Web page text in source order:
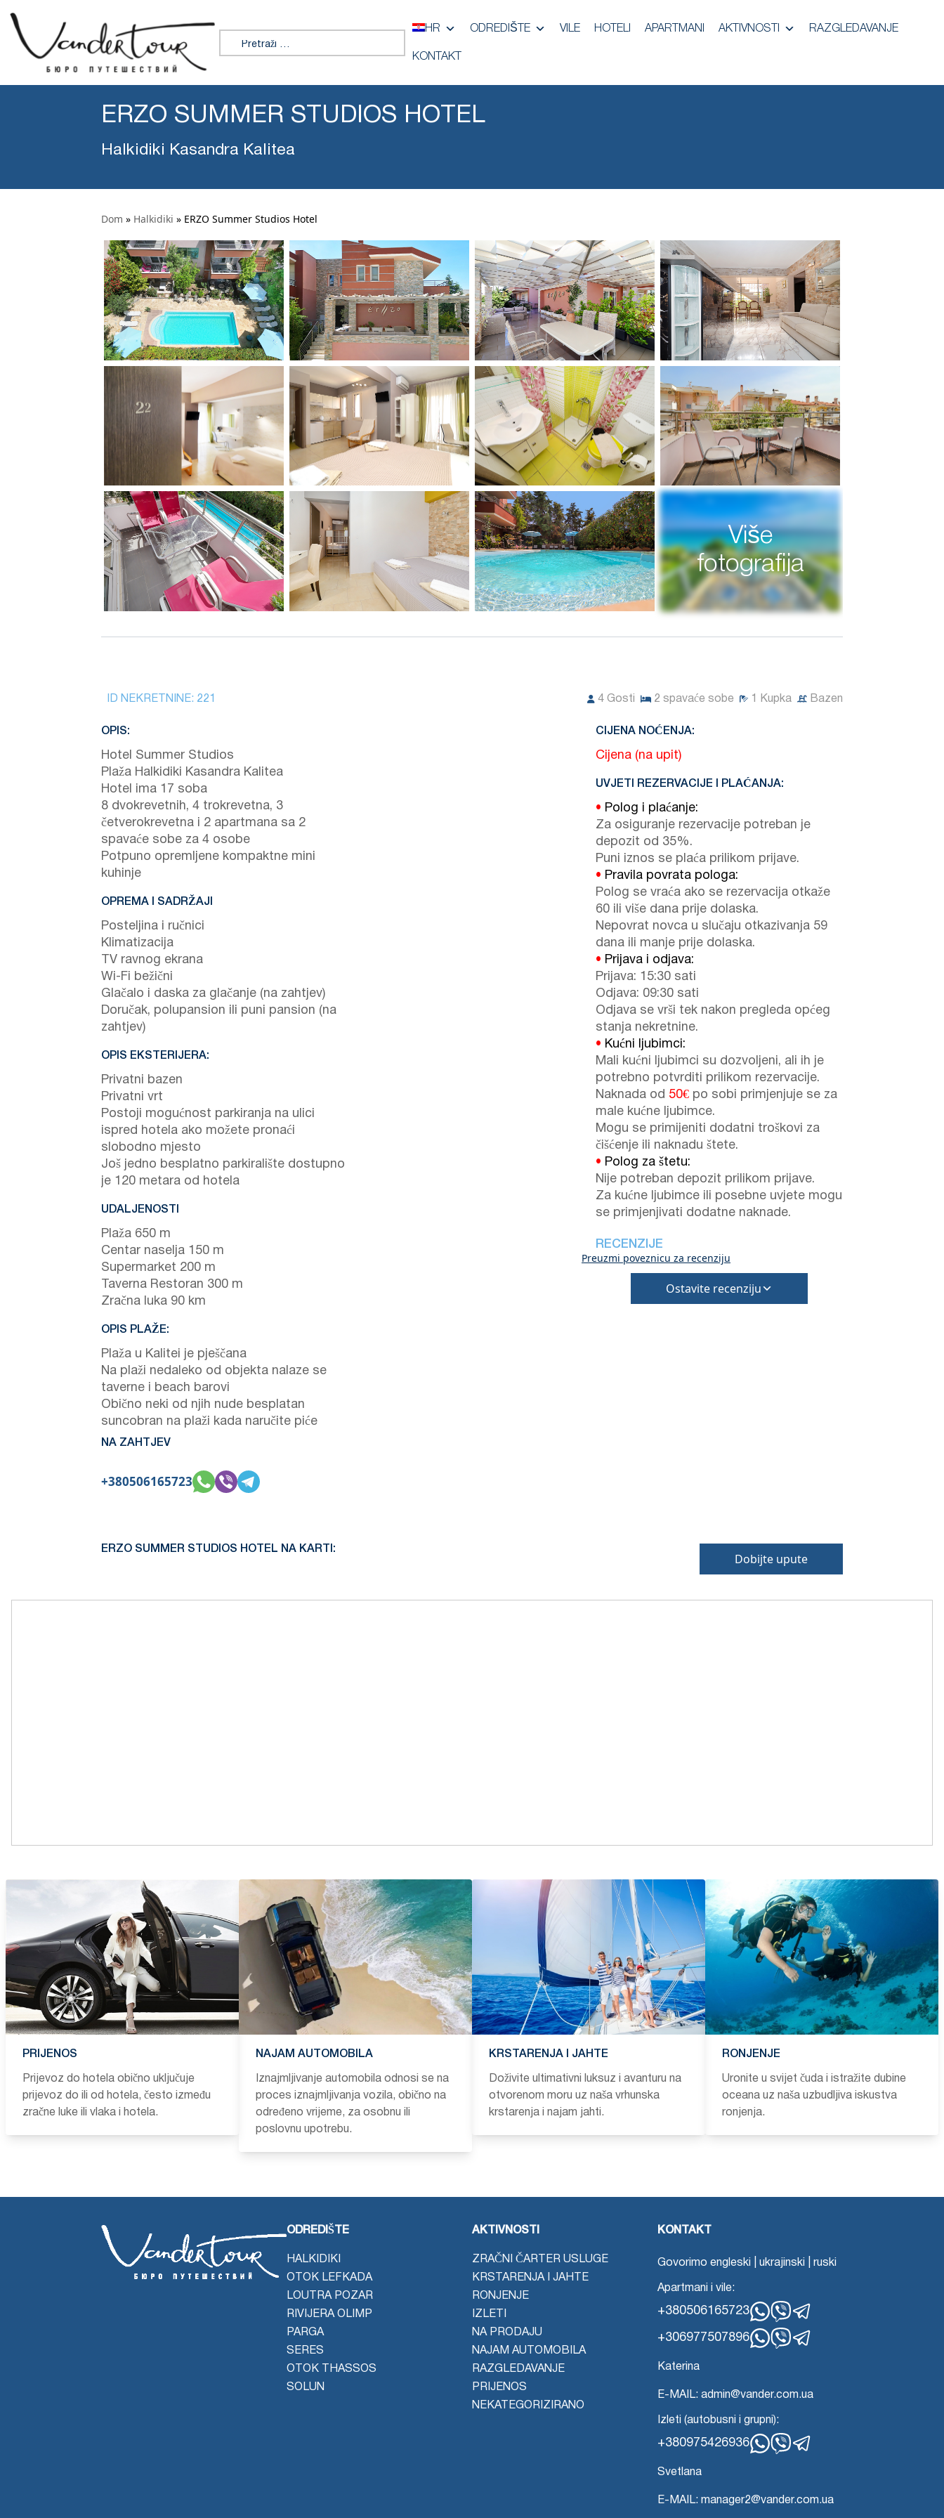
Tražiti:
HR ODREDIŠTE VILE HOTELI APARTMANI AKTIVNOSTI RAZGLEDAVANJE
KONTAKT
ERZO SUMMER STUDIOS HOTEL
Halkidiki Kasandra Kalitea
Dom » Halkidiki » ERZO Summer Studios Hotel
Više
fotografija
ID NEKRETNINE: 221 4 Gosti 2 spavaće sobe 1 Kupka Bazen
OPIS:
Hotel Summer Studios
Plaža Halkidiki Kasandra Kalitea
Hotel ima 17 soba
8 dvokrevetnih, 4 trokrevetna, 3
četverokrevetna i 2 apartmana sa 2
spavaće sobe za 4 osobe
Potpuno opremljene kompaktne mini
kuhinje
OPREMA I SADRŽAJI
Posteljina i ručnici
Klimatizacija
TV ravnog ekrana
Wi-Fi bežični
Glačalo i daska za glačanje (na zahtjev)
Doručak, polupansion ili puni pansion (na
zahtjev)
OPIS EKSTERIJERA:
Privatni bazen
Privatni vrt
Postoji mogućnost parkiranja na ulici
ispred hotela ako možete pronaći
slobodno mjesto
Još jedno besplatno parkiralište dostupno
je 120 metara od hotela
UDALJENOSTI
Plaža 650 m
Centar naselja 150 m
Supermarket 200 m
Taverna Restoran 300 m
Zračna luka 90 km
OPIS PLAŽE:
Plaža u Kalitei je pješčana
Na plaži nedaleko od objekta nalaze se
taverne i beach barovi
Obično neki od njih nude besplatan
suncobran na plaži kada naručite piće
CIJENA NOĆENJA:
Cijena (na upit)
UVJETI REZERVACIJE I PLAĆANJA:
• Polog i plaćanje:
Za osiguranje rezervacije potreban je
depozit od 35%.
Puni iznos se plaća prilikom prijave.
• Pravila povrata pologa:
Polog se vraća ako se rezervacija otkaže
60 ili više dana prije dolaska.
Nepovrat novca u slučaju otkazivanja 59
dana ili manje prije dolaska.
• Prijava i odjava:
Prijava: 15:30 sati
Odjava: 09:30 sati
Odjava se vrši tek nakon pregleda općeg
stanja nekretnine.
• Kućni ljubimci:
Mali kućni ljubimci su dozvoljeni, ali ih je
potrebno potvrditi prilikom rezervacije.
Naknada od 50€ po sobi primjenjuje se za
male kućne ljubimce.
Mogu se primijeniti dodatni troškovi za
čišćenje ili naknadu štete.
• Polog za štetu:
Nije potreban depozit prilikom prijave.
Za kućne ljubimce ili posebne uvjete mogu
se primjenjivati dodatne naknade.
RECENZIJE
Preuzmi poveznicu za recenziju
Ostavite recenziju
NA ZAHTJEV
+380506165723
ERZO SUMMER STUDIOS HOTEL NA KARTI:
Dobijte upute
PRIJENOS
Prijevoz do hotela obično uključuje
prijevoz do ili od hotela, često između
zračne luke ili vlaka i hotela.
NAJAM AUTOMOBILA
Iznajmljivanje automobila odnosi se na
proces iznajmljivanja vozila, obično na
određeno vrijeme, za osobnu ili
poslovnu upotrebu.
KRSTARENJA I JAHTE
Doživite ultimativni luksuz i avanturu na
otvorenom moru uz naša vrhunska
krstarenja i najam jahti.
RONJENJE
Uronite u svijet čuda i istražite dubine
oceana uz naša uzbudljiva iskustva
ronjenja.
ODREDIŠTE
HALKIDIKI
OTOK LEFKADA
LOUTRA POZAR
RIVIJERA OLIMP
PARGA
SERES
OTOK THASSOS
SOLUN
AKTIVNOSTI
ZRAČNI ČARTER USLUGE
KRSTARENJA I JAHTE
RONJENJE
IZLETI
NA PRODAJU
NAJAM AUTOMOBILA
RAZGLEDAVANJE
PRIJENOS
NEKATEGORIZIRANO
KONTAKT
Govorimo engleski | ukrajinski | ruski
Apartmani i vile:
+380506165723
WhatsApp
ViberTelegram
+306977507896
Katerina
E-MAIL: admin@vander.com.ua
Izleti (autobusni i grupni):
+380975426936
Svetlana
E-MAIL: manager2@vander.com.ua